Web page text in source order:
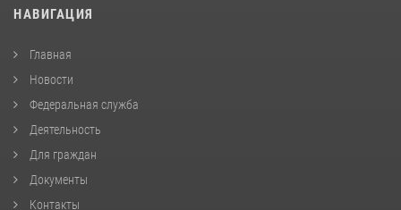
НАВИГАЦИЯ
Главная
Новости
Федеральная служба
Деятельность
Для граждан
Документы
Контакты